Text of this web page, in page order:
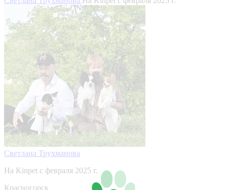
Светлана Трухманова
На Kinpet c февраля 2025 г.
Красногорск